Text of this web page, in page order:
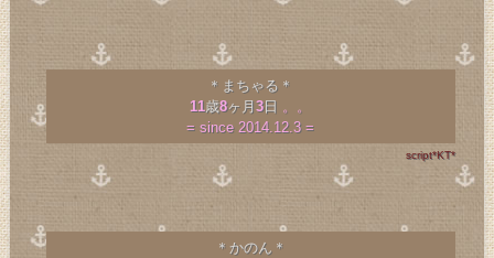
＊まちゃる＊
11歳8ヶ月3日 。。
= since 2014.12.3 =
script*KT*
＊かのん＊